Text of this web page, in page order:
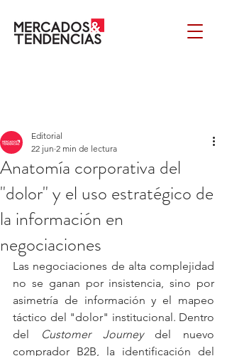
Anatomía corporativa del
"dolor" y el uso estratégico de
la información en
negociaciones
Editorial
22 jun 2 min de lectura
Las negociaciones de alta complejidad
no se ganan por insistencia, sino por
asimetría de información y el mapeo
táctico del "dolor" institucional. Dentro
del
Customer Journey del nuevo
comprador B2B, la identificación del